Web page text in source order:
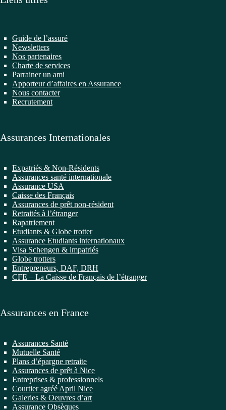
Guide de l’assuré
Newsletters
Nos partenaires
Charte de services
Parrainer un ami
Apporteur d’affaires en Assurance
Nous contacter
Recrutement
Assurances Internationales
Expatriés & Non-Résidents
Assurances santé internationale
Assurance USA
Caisse des Français
Assurances de prêt non-résident
Retraités à l’étranger
Rapatriement
Etudiants & Globe trotter
Assurance Etudiants internationaux
Visa Schengen & impatriés
Globe trotters
Entrepreneurs, DAF, DRH
CFE – La Caisse de Français de l’étranger
Assurances en France
Assurances Santé
Mutuelle Santé
Plans d’épargne retraite
Assurances de prêt à Nice
Entreprises & professionnels
Courtier agréé April Nice
Galeries & Oeuvres d’art
Assurance Obsèques